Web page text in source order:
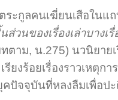
ะกูลคนเฆี่ยนเสือในแ
วนของเรื่องเล่าบางเ
ตาม, น.275) นวนิยาย
งร้อยเรื่องราวเหตุก
ปัจจุบันที่หลงลืมเพื่อป